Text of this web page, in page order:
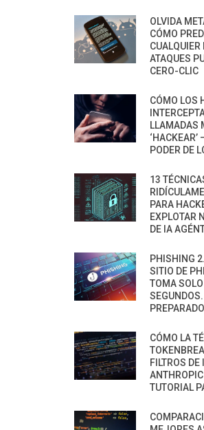
OLVIDA
CÓMO
CUALQUIER
ATAQUES
CERO-CLIC
CÓMO LOS
LLAMADAS
‘HACKEAR’
PODER DE
13
PARA
EXPLOTAR
DE IA
PHISHING
SITIO DE
TOMA
CÓMO LA
FILTROS
TUTORIAL